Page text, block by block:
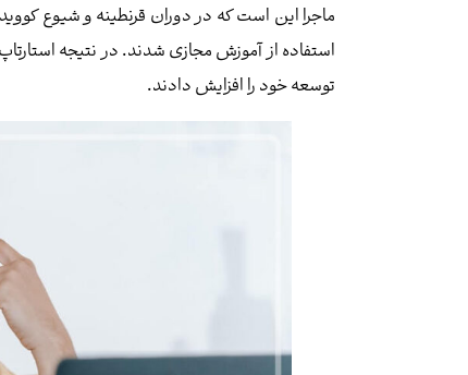
استفاده از آموزش مجازی شدند. در نتیجه
توسعه خود را افزایش دادند.